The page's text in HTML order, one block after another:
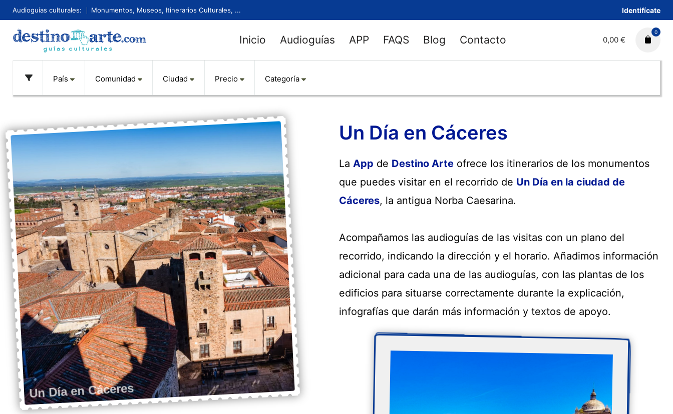
Audioguías culturales: Monumentos, Museos, Itinerarios Culturales, ... Identifícate
Inicio Audioguías APP FAQS Blog Contacto 0,00 €
0
País Comunidad Ciudad Precio Categoría
Un Día en Cáceres
La App de Destino Arte ofrece los itinerarios de los monumentos
que puedes visitar en el recorrido de Un Día en la ciudad de
Cáceres, la antigua Norba Caesarina.
Acompañamos las audioguías de las visitas con un plano del
recorrido, indicando la dirección y el horario. Añadimos información
adicional para cada una de las audioguías, con las plantas de los
edificios para situarse correctamente durante la explicación,
infografías que darán más información y textos de apoyo.